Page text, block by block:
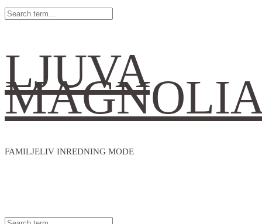
LJUVA
FAMILJELIV INREDNING MODE